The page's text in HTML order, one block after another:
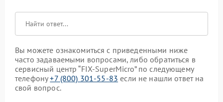
Вы можете ознакомиться с приведенными ниже
часто задаваемыми вопросами, либо обратиться в
сервисный центр “FIX-SuperMicro” по следующему
телефону+7 (800) 301-55-83 если не нашли ответ на
свой вопрос.